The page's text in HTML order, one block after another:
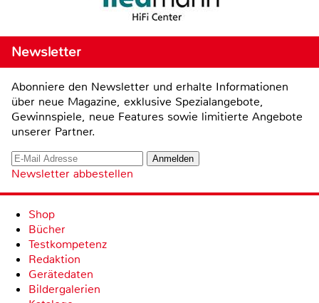
Newsletter
Abonniere den Newsletter und erhalte Informationen
über neue Magazine, exklusive Spezialangebote,
Gewinnspiele, neue Features sowie limitierte Angebote
unserer Partner.
Newsletter abbestellen
Shop
Bücher
Testkompetenz
Redaktion
Gerätedaten
Bildergalerien